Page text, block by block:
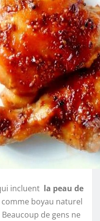
incluent la peau de
boyau naturel
de gens ne